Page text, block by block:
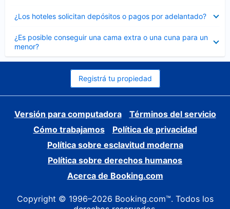
¿Los hoteles solicitan depósitos o pagos por adelantado?
cerrado
¿Es posible conseguir una cama extra o una cuna para un
menor?
cerrado
Registrá tu propiedad
Versión para computadora
Términos del servicio
Cómo trabajamos
Política de privacidad
Política sobre esclavitud moderna
Política sobre derechos humanos
Acerca de Booking.com
Copyright © 1996–2026 Booking.com™. Todos los